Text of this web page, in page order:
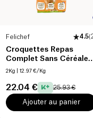
Felichef 4.5(
Croquettes Repas
Complet Sans Céréale
Chat sterilisé bio
2Kg | 12.97 €/Kg
22.04 € 25.93 €
Ajouter au panier